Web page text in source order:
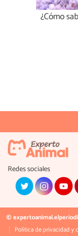
¿Cómo
Redes sociales
©
Política de privacidad y